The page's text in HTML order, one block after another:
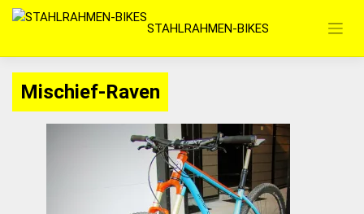
Zum
springen
STAHLRAHMEN-BIKES
Mischief-Raven